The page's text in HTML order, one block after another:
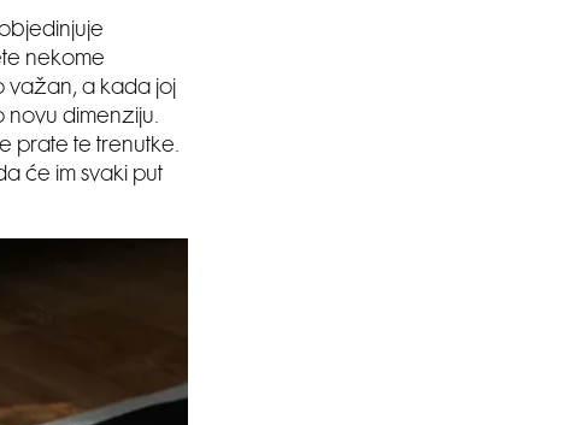
nekome
važan, a kada joj
novu dimenziju.
prate te trenutke.
će im svaki put